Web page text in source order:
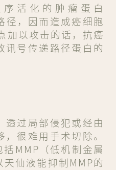
活化的肿瘤蛋白
，因而造成癌细胞
以攻击的话，抗癌
号传递路径蛋白的
过局部侵犯或经由
很难用手术切除。
MMP（低机制金属
仙液能抑制MMP的